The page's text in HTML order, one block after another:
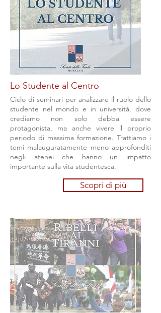
Lo Studente al Centro
Ciclo di seminari per analizzare il ruolo dello
studente nel mondo e in università, dove
crediamo non solo debba essere
protagonista, ma anche vivere il proprio
periodo di massima formazione. Trattiamo i
temi malauguratamente meno approfonditi
negli atenei che hanno un impatto
importante sulla vita studentesca.
Scopri di più